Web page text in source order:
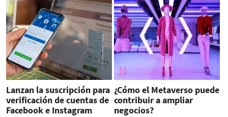
Lanzan la suscripción para
verificación de cuentas de
Facebook e Instagram
¿Cómo el Metaverso puede
contribuir a ampliar
negocios?